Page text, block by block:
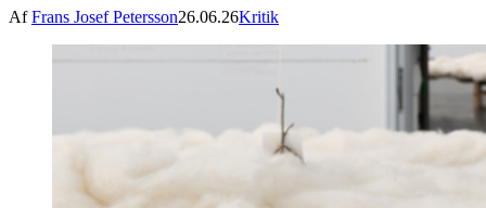
AfFrans Josef Petersson26.06.26Kritik